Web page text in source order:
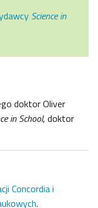
Science in
doktor Oliver
in School, doktor
Concordia i
.